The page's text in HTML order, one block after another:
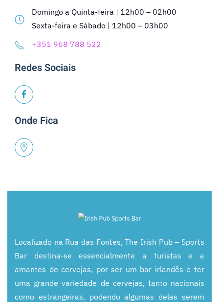
Domingo a Quinta-feira | 12h00 – 02h00
Sexta-feira e Sábado | 12h00 – 03h00
+351 968 788 522
Redes Sociais
Onde Fica
Localizado na Rua das Fontes, The Irish Pub– Sports
Bar destina-se essencialmente a turistas e a
amantes decervejas, por ser um bar irlandês e ter
uma grande variedade de cervejas, tanto nacionais
como estrangeiras, podendo algumas delas serem